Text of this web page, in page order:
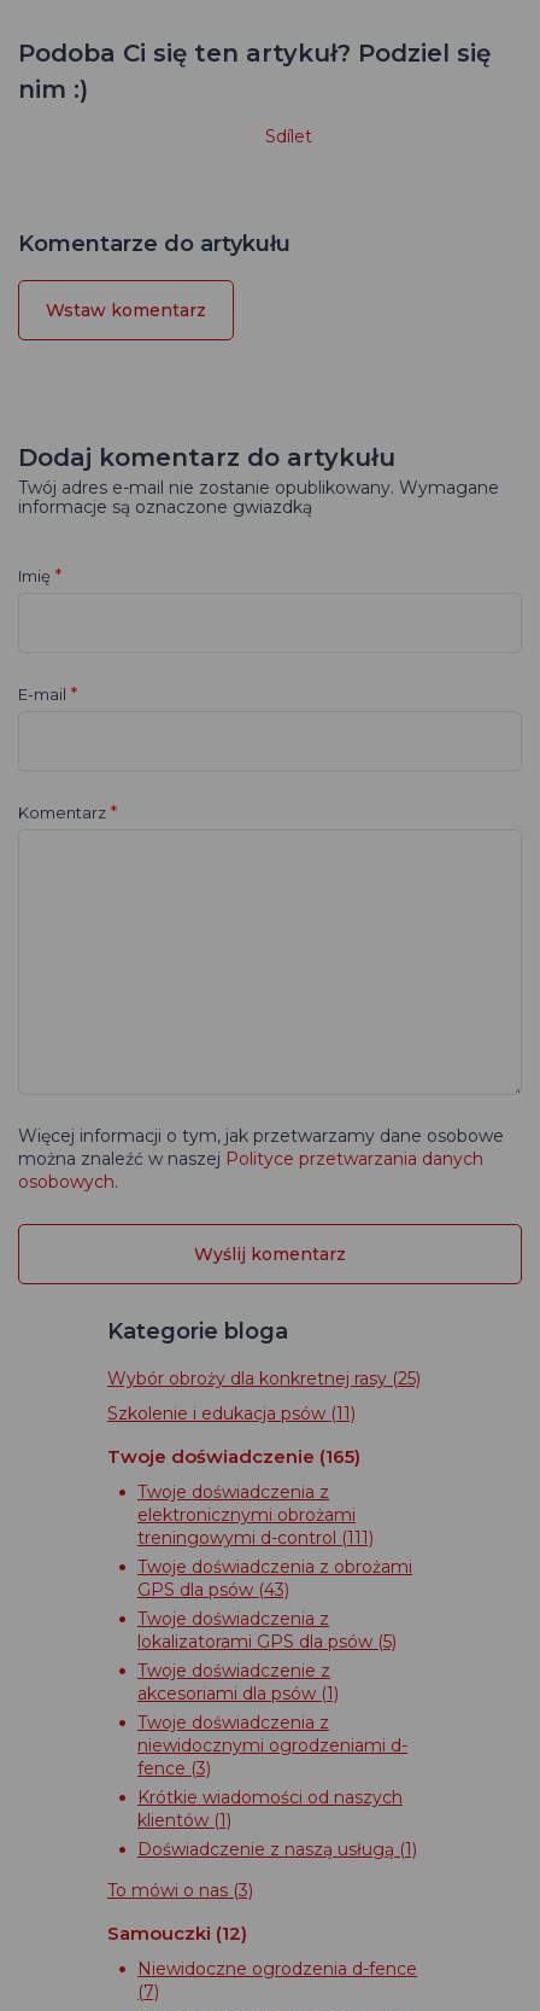
Podoba Ci się ten artykuł? Podziel się
nim :)
Sdílet
Komentarze do artykułu
Wstaw komentarz
Dodaj komentarz do artykułu
Twój adres e-mail nie zostanie opublikowany. Wymagane
informacje są oznaczone gwiazdką
Imię *
E-mail *
Komentarz *
Więcej informacji o tym, jak przetwarzamy dane osobowe
można znaleźć w naszej Polityce przetwarzania danych
osobowych.
Kategorie bloga
Wybór obroży dla konkretnej rasy (25)
Szkolenie i edukacja psów (11)
Twoje doświadczenie (165)
Twoje doświadczenia z
elektronicznymi obrożami
treningowymi d-control (111)
Twoje doświadczenia z obrożami
GPS dla psów (43)
Twoje doświadczenia z
lokalizatorami GPS dla psów (5)
Twoje doświadczenie z
akcesoriami dla psów (1)
Twoje doświadczenia z
niewidocznymi ogrodzeniami d-
fence (3)
Krótkie wiadomości od naszych
klientów (1)
Doświadczenie z naszą usługą (1)
To mówi o nas (3)
Samouczki (12)
Niewidoczne ogrodzenia d-fence
(7)